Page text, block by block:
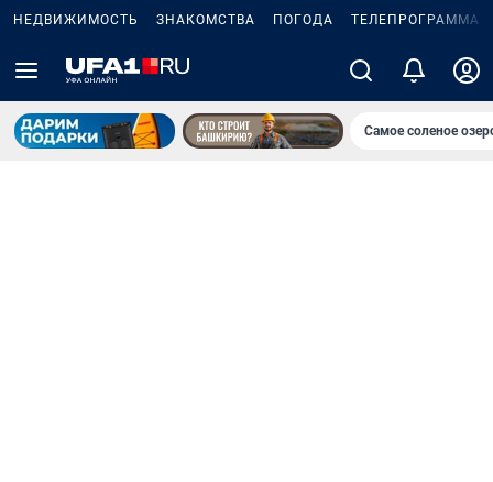
НЕДВИЖИМОСТЬ ЗНАКОМСТВА ПОГОДА ТЕЛЕПРОГРАММА
Самое соленое